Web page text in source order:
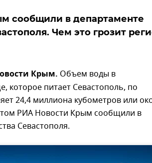
сообщили в департаменте
Чем это грозит
Крым. Объем воды в
которое питает Севастополь, по
24,4 миллиона кубометров или
РИА Новости Крым сообщили в
Севастополя.